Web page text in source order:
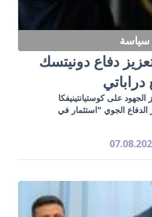
سياسة
دفاع دونيتسك
على كوستيانتينيفكا
الجوي "استثمار في